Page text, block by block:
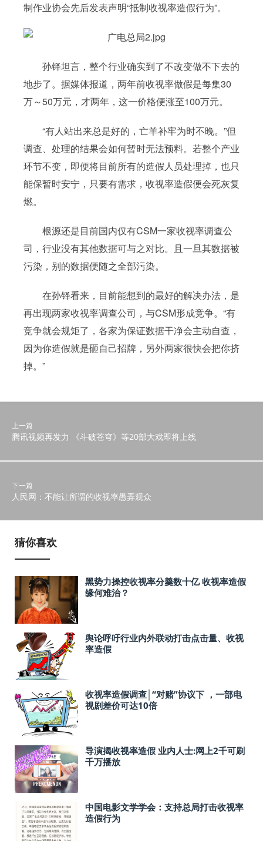
制作业协会先后发表声明“抵制收视率造假行为”。
孙铎坦言，整个行业确实到了不改变做不下去的
地步了。据媒体报道，两年前收视率做假是每集30
万～50万元，才两年，这一价格便涨至100万元。
“有人站出来总是好的，亡羊补牢为时不晚。”但
调查、处理的结果会如何暂时无法预料。若整个产业
环节不变，即便将目前所有的造假人员处理掉，也只
能保暂时安宁，只要有需求，收视率造假便会死灰复
燃。
根源还是目前国内仅有CSM一家收视率调查公
司，行业没有其他数据可与之对比。且一旦其数据被
污染，别的数据便随之全部污染。
在孙铎看来，目前能想到的最好的解决办法，是
再出现两家收视率调查公司，与CSM形成竞争。“有
竞争就会规矩了，各家为保证数据干净会主动自查，
因为你造假就是砸自己招牌，另外两家很快会把你挤
掉。”
上一篇
腾讯视频再发力 《斗破苍穹》等20部大戏即将上线
下一篇
人民网：不能让所谓的收视率愚弄观众
猜你喜欢
黑势力操控收视率分羹数十亿 收视率造假
缘何难治？
舆论呼吁行业内外联动打击点击量、收视
率造假
收视率造假调查│“对赌”协议下 ，一部电
视剧差价可达10倍
导演揭收视率造假 业内人士:网上2千可刷
千万播放
中国电影文学学会：支持总局打击收视率
造假行为